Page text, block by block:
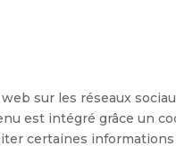
sur les réseaux
est intégré grâce un
certaines informations